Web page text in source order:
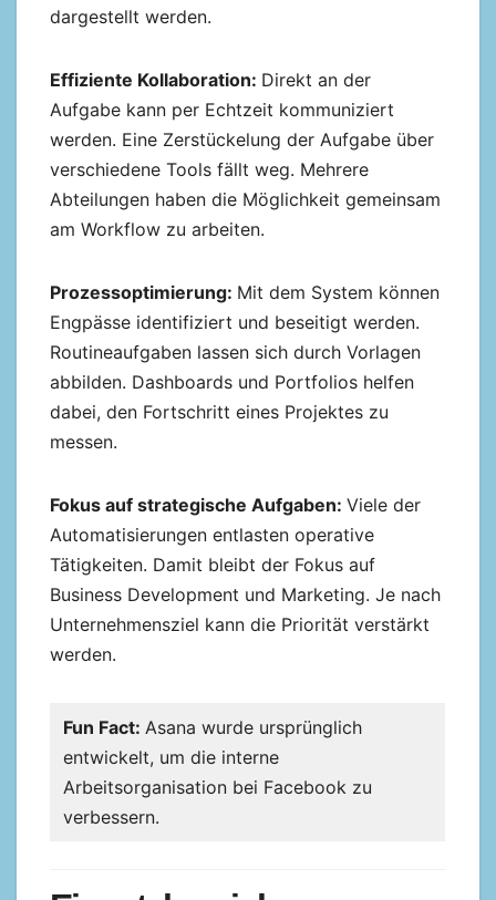
dargestellt werden.
Effiziente Kollaboration: Direkt an der
Aufgabe kann per Echtzeit kommuniziert
werden. Eine Zerstückelung der Aufgabe über
verschiedene Tools fällt weg. Mehrere
Abteilungen haben die Möglichkeit gemeinsam
am Workflow zu arbeiten.
Prozessoptimierung: Mit dem System können
Engpässe identifiziert und beseitigt werden.
Routineaufgaben lassen sich durch Vorlagen
abbilden. Dashboards und Portfolios helfen
dabei, den Fortschritt eines Projektes zu
messen.
Fokus auf strategische Aufgaben: Viele der
Automatisierungen entlasten operative
Tätigkeiten. Damit bleibt der Fokus auf
Business Development und Marketing. Je nach
Unternehmensziel kann die Priorität verstärkt
werden.
Fun Fact:Asana wurde ursprünglich
entwickelt, um die interne
Arbeitsorganisation bei Facebook zu
verbessern.